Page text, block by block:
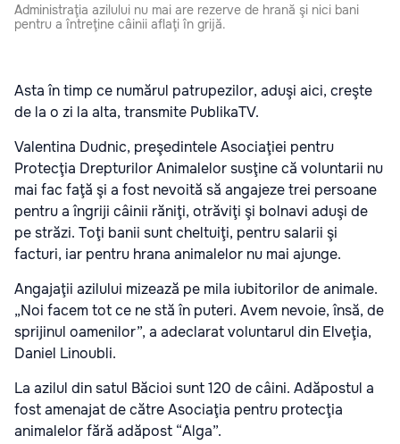
Administraţia azilului nu mai are rezerve de hrană şi nici bani
pentru a întreţine câinii aflaţi în grijă.
Asta în timp ce numărul patrupezilor, aduşi aici, creşte
de la o zi la alta, transmite PublikaTV.
Valentina Dudnic, preşedintele Asociaţiei pentru
Protecţia Drepturilor Animalelor susţine că voluntarii nu
mai fac faţă şi a fost nevoită să angajeze trei persoane
pentru a îngriji câinii răniţi, otrăviţi şi bolnavi aduşi de
pe străzi. Toţi banii sunt cheltuiţi, pentru salarii şi
facturi, iar pentru hrana animalelor nu mai ajunge.
Angajaţii azilului mizează pe mila iubitorilor de animale.
„Noi facem tot ce ne stă în puteri. Avem nevoie, însă, de
sprijinul oamenilor”, a adeclarat voluntarul din Elveţia,
Daniel Linoubli.
La azilul din satul Băcioi sunt 120 de câini. Adăpostul a
fost amenajat de către Asociaţia pentru protecţia
animalelor fără adăpost “Alga”.